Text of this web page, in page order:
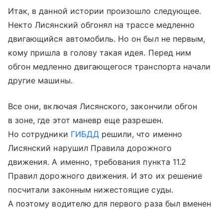
Итак, в данной истории произошло следующее.
Некто Лисянский обгонял на трассе медленно
двигающийся автомобиль. Но он был не первым,
кому пришла в голову такая идея. Перед ним
обгон медленно двигающегося транспорта начали
другие машины.
Все они, включая Лисянского, закончили обгон
в зоне, где этот маневр еще разрешен.
Но сотрудники ГИБДДрешили, что именно
Лисянский нарушил Правила дорожного
движения. А именно, требования пункта 11.2
Правил дорожного движения. И это их решение
посчитали законным нижестоящие суды.
А поэтому водителю для первого раза был вменен